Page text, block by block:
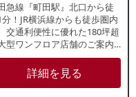
急線『町田駅』北口から徒
！JR横浜線からも徒歩圏内
交通利便性に優れた180坪超
型ワンフロア店舗のご案内
。大規模なレストランやカ
ェ、フィットネス、アミュー
メント施設など、多角的な事
詳細を見る